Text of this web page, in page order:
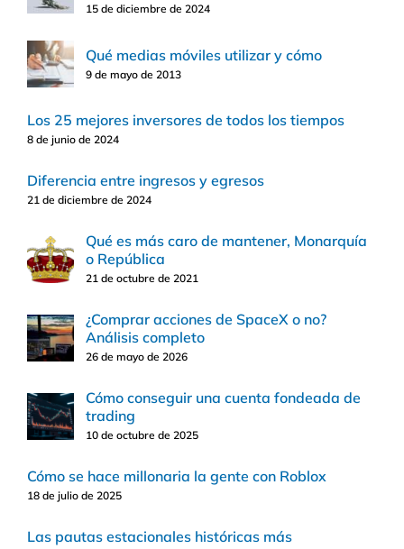
15 de diciembre de 2024
Qué medias móviles utilizar y cómo
9 de mayo de 2013
Los 25 mejores inversores de todos los tiempos
8 de junio de 2024
Diferencia entre ingresos y egresos
21 de diciembre de 2024
Qué es más caro de mantener, Monarquía
o República
21 de octubre de 2021
¿Comprar acciones de SpaceX o no?
Análisis completo
26 de mayo de 2026
Cómo conseguir una cuenta fondeada de
trading
10 de octubre de 2025
Cómo se hace millonaria la gente con Roblox
18 de julio de 2025
Las pautas estacionales históricas más